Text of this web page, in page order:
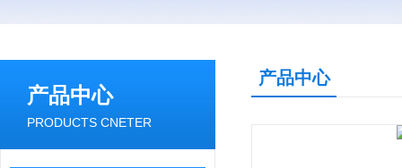
产品中心
PRODUCTS CNETER
产品中心